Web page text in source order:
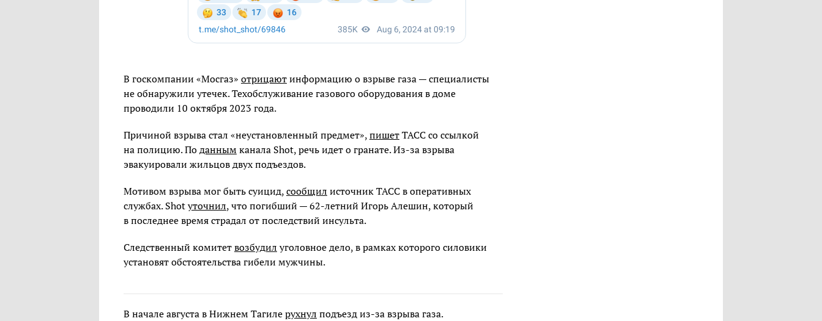
В госкомпании «Мосгаз» отрицаютинформацию о взрыве газа — специалисты
не обнаружили утечек. Техобслуживание газового оборудования в доме
проводили 10 октября 2023 года.
Причиной взрыва стал «неустановленный предмет»,пишетТАСС со ссылкой
на полицию. Поданнымканала Shot, речь идет о гранате. Из-за взрыва
эвакуировали жильцов двух подъездов.
Мотивом взрыва мог быть суицид,сообщил источник ТАСС в оперативных
службах. Shotуточнил, что погибший — 62-летний Игорь Алешин, который
в последнее время страдал от последствий инсульта.
Следственный комитетвозбудил уголовное дело, в рамках которого силовики
установят обстоятельства гибели мужчины.
В начале августа в Нижнем Тагилерухнул подъезд из-за взрыва газа.